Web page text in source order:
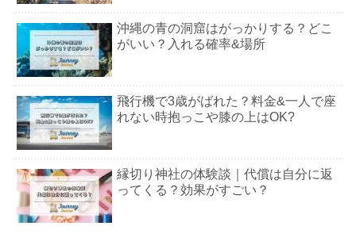
沖縄の青の洞窟はがっかりする？どこ
がいい？入れる確率&場所
飛行機で3歳がばれた？料金&一人で座
れない時抱っこや膝の上はOK?
縁切り神社の体験談｜代償は自分に返
ってくる？効果がすごい？